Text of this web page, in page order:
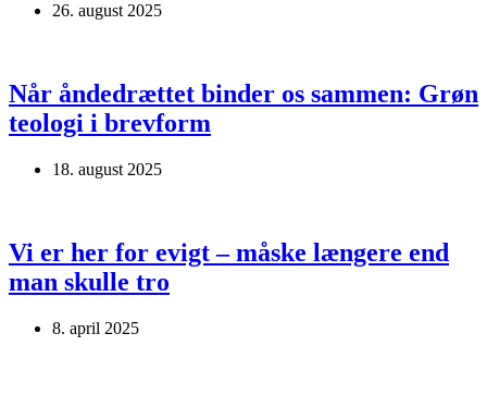
26. august 2025
Når åndedrættet binder os sammen: Grøn
teologi i brevform
18. august 2025
Vi er her for evigt – måske længere end
man skulle tro
8. april 2025